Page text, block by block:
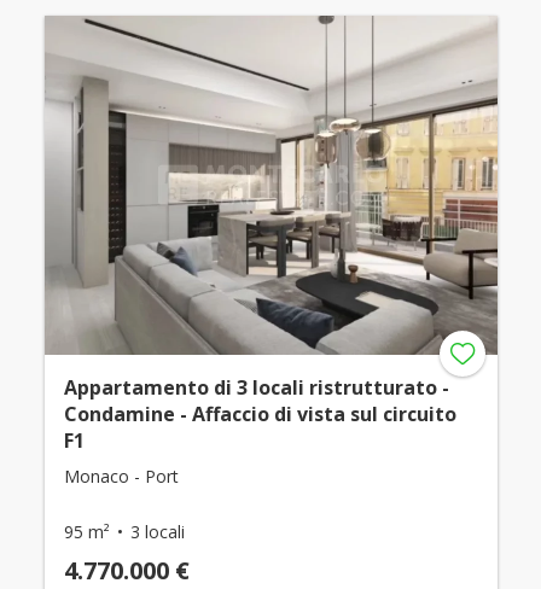
Appartamento di 3 locali ristrutturato -
Condamine - Affaccio di vista sul circuito
F1
Monaco - Port
95 m² 3 locali
4.770.000 €